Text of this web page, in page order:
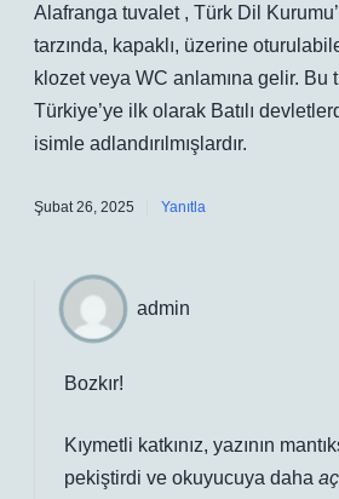
Alafranga tuvalet , Türk Dil
tarzında, kapaklı, üzerine
klozet veya WC anlamına gelir. Bu
Türkiye’ye ilk olarak Batılı
isimle adlandırılmışlardır.
Şubat 26, 2025 Yanıtla
admin
Bozkır!
Kıymetli katkınız, yazının
pekiştirdi ve okuyucuya daha